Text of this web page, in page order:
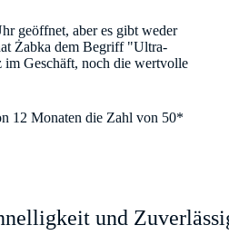
geöffnet, aber es gibt weder
Żabka dem Begriff "Ultra-
im Geschäft, noch die wertvolle
12 Monaten die Zahl von 50*
und